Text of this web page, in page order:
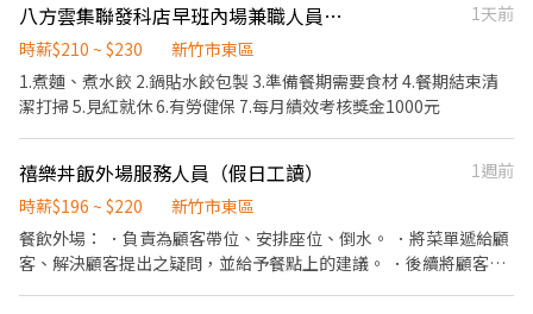
房環境 ✅員工福利 半價餐飲！超划算！ 在職第二個月起，每月免費
漢堡2個 有勞健保！照政府規定走，每日薪資清清楚楚 免費制服！
衣服變大變小變髒都可以再換新 國定假日！薪資DOUBLE！雙倍薪
水！做一天低兩天！ 年度獎金！把特休換成錢！做越久，領越多！
八方雲集聯發科店早班內場兼職人員（六日固休假）時薪210
1天前
時薪$210 ~ $230
新竹市東區
1.煮麵、煮水餃 2.鍋貼水餃包製 3.準備餐期需要食材 4.餐期結束清
潔打掃 5.見紅就休 6.有勞健保 7.每月績效考核獎金1000元
禧樂丼飯外場服務人員（假日工讀）
1週前
時薪$196 ~ $220
新竹市東區
餐飲外場： ．負責為顧客帶位、安排座位、倒水。 ．將菜單遞給顧
客、解決顧客提出之疑問，並給予餐點上的建議。 ．後續將顧客點